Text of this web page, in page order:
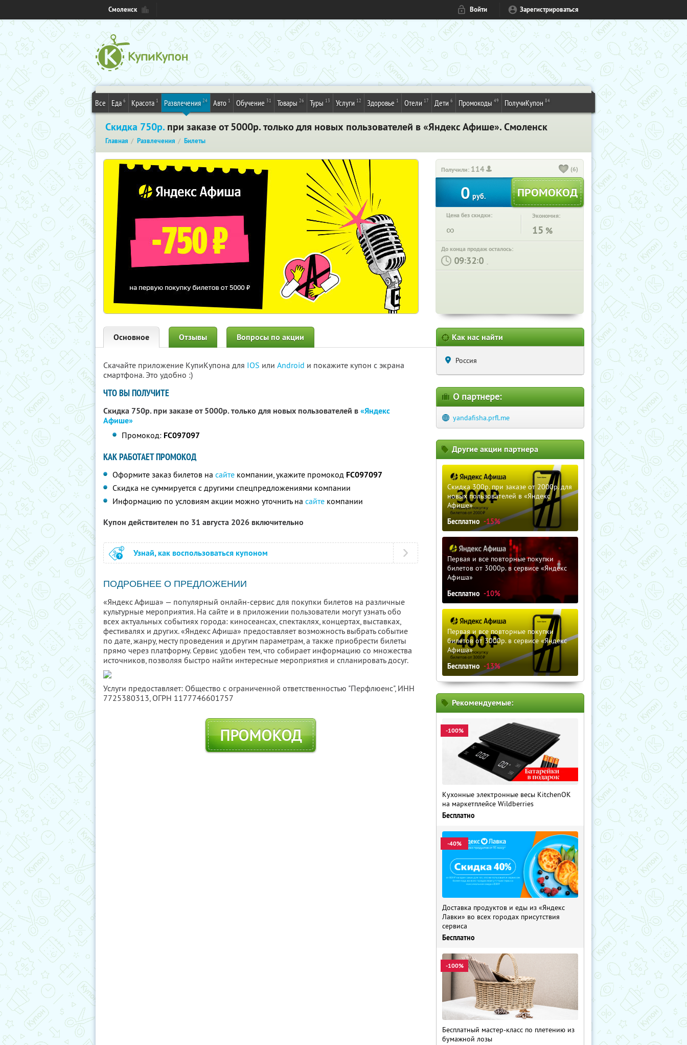
Смоленск Войти Зарегистрироваться
Все Еда 6 Красота 1 Развлечения 24 Авто 1 Обучение 31 Товары 26 Туры 13 Услуги 12 Здоровье 1 Отели 17 Дети 6 Промокоды 49 ПолучиКупон 84
Скидка 750р. при заказе от 5000р. только для новых пользователей в «Яндекс Афише». Смоленск
Главная Развлечения Билеты
Получили: 114 (6)
0 руб.
Цена без скидки:
∞
Экономия:
15 %
До конца продаж осталось:
: :
Основное Отзывы Вопросы по акции
Скачайте приложение КупиКупона для IOS или Android и покажите купон с экрана
смартфона. Это удобно :)
ЧТО ВЫ ПОЛУЧИТЕ
Скидка 750р. при заказе от 5000р. только для новых пользователей в«Яндекс
Афише»
Промокод: FC097097
КАК РАБОТАЕТ ПРОМОКОД
Оформите заказ билетов на сайте компании, укажите промокод FC097097
Скидка не суммируется с другими спецпредложениями компании
Информацию по условиям акции можно уточнить на сайте компании
Купон действителен по 31 августа 2026 включительно
Узнай, как воспользоваться купоном
ПОДРОБНЕЕ О ПРЕДЛОЖЕНИИ
«Яндекс Афиша» — популярный онлайн-сервис для покупки билетов на различные
культурные мероприятия. На сайте и в приложении пользователи могут узнать обо
всех актуальных событиях города: киносеансах, спектаклях, концертах, выставках,
фестивалях и других. «Яндекс Афиша» предоставляет возможность выбрать событие
по дате, жанру, месту проведения и другим параметрам, а также приобрести билеты
прямо через платформу. Сервис удобен тем, что собирает информацию со множества
источников, позволяя быстро найти интересные мероприятия и спланировать досуг.
Услуги предоставляет: Общество с ограниченной ответственностью "Перфлюенс", ИНН
7725380313, ОГРН 1177746601757
ПРОМОКОД
Как нас найти
Россия
О партнере:
yandafisha.prfl.me
Другие акции партнера
Скидка 300р. при заказе от 2000р. для
новых пользователей в «Яндекс
Афише»
Бесплатно -15%
Первая и все повторные покупки
билетов от 3000р. в сервисе «Яндекс
Афиша»
Бесплатно -10%
Первая и все повторные покупки
билетов от 3000р. в сервисе «Яндекс
Афиша»
Бесплатно -13%
Рекомендуемые:
-100%
Кухонные электронные весы KitchenOK
на маркетплейсе Wildberries
Бесплатно
-40%
Доставка продуктов и еды из «Яндекс
Лавки» во всех городах присутствия
сервиса
Бесплатно
-100%
Бесплатный мастер-класс по плетению из
бумажной лозы